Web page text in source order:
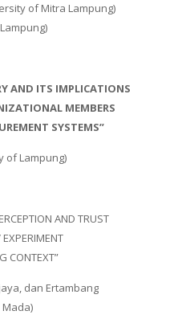
of Mitra Lampung)
AND ITS IMPLICATIONS
MEMBERS
SYSTEMS”
of Lampung)
AND TRUST
CONTEXT”
dan Ertambang